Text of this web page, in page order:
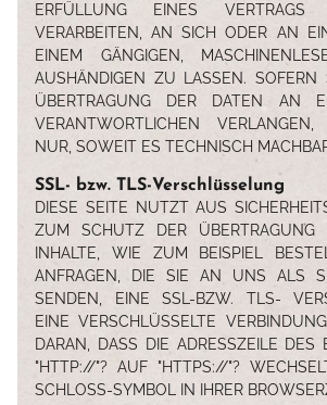
ERFÜLLUNG EINES VERTRAGS
VERARBEITEN, AN SICH ODER AN
EINEM GÄNGIGEN,
AUSHÄNDIGEN ZU LASSEN. SOFERN
ÜBERTRAGUNG DER DATEN AN
VERANTWORTLICHEN
NUR, SOWEIT ES TECHNISCH
SSL- bzw. TLS-Verschlüsselung
DIESE SEITE NUTZT AUS
ZUM SCHUTZ DER ÜBERTRAGUNG
INHALTE, WIE ZUM BEISPIEL
ANFRAGEN, DIE SIE AN UNS ALS
SENDEN, EINE SSL-BZW. TLS-
EINE VERSCHLÜSSELTE
DARAN, DASS DIE ADRESSZEILE DES
"HTTP://"? AUF "HTTPS://"?
SCHLOSS-SYMBOL IN IHRER